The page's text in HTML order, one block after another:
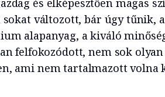
és elképesztően magas
változott, bár úgy tűnik,
alapanyag, a kiváló
felfokozódott, nem sok
ami nem tartalmazott volna